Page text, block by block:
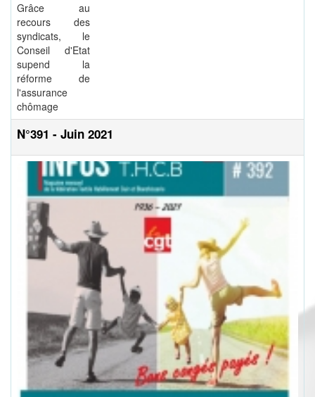
Grâce au
recours des
syndicats, le
Conseil d'Etat
supend la
réforme de
l'assurance
chômage
N°391 - Juin 2021